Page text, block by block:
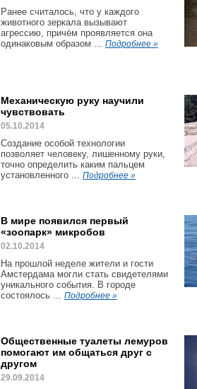
Ранее считалось, что у каждого
животного зеркала вызывают
агрессию, причём проявляется она
одинаковым образом ... Подробнее »
Механическую руку научили
чувствовать
05.10.2014
Создание особой технологии
позволяет человеку, лишенному руки,
точно определить каким пальцем
установленного ... Подробнее »
В мире появился первый
«зоопарк» микробов
02.10.2014
На прошлой неделе жители и гости
Амстердама могли стать свидетелями
уникального события. В городе
состоялось ... Подробнее »
Общественные туалеты лемуров
помогают им общаться друг с
другом
29.09.2014